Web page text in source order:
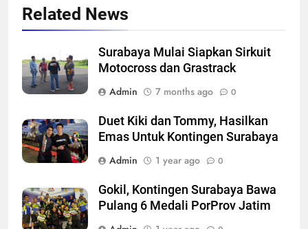
Related News
Surabaya Mulai Siapkan Sirkuit
Motocross dan Grastrack
Admin
7 months ago 0
Duet Kiki dan Tommy, Hasilkan
Emas Untuk Kontingen Surabaya
Admin
1 year ago 0
Gokil, Kontingen Surabaya Bawa
Pulang 6 Medali PorProv Jatim